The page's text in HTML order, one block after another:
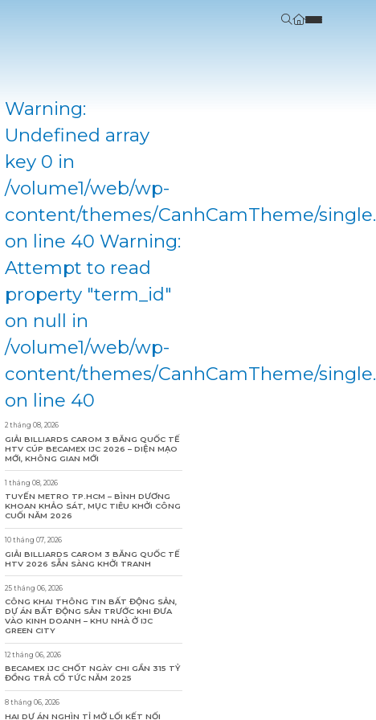
Warning:
Undefined array
key 0 in
/volume1/web/wp-
content/themes/CanhCamTheme/
on line 40 Warning:
Attempt to read
property "term_id"
on null in
/volume1/web/wp-
content/themes/CanhCamTheme/
on line 40
2 tháng 08, 2026
GIẢI BILLIARDS CAROM 3 BĂNG QUỐC TẾ
HTV CÚP BECAMEX IJC 2026 – DIỆN MẠO
MỚI, KHÔNG GIAN MỚI
1 tháng 08, 2026
TUYẾN METRO TP.HCM – BÌNH DƯƠNG
KHOAN KHẢO SÁT, MỤC TIÊU KHỞI CÔNG
CUỐI NĂM 2026
10 tháng 07, 2026
GIẢI BILLIARDS CAROM 3 BĂNG QUỐC TẾ
HTV 2026 SẴN SÀNG KHỞI TRANH
25 tháng 06, 2026
CÔNG KHAI THÔNG TIN BẤT ĐỘNG SẢN,
DỰ ÁN BẤT ĐỘNG SẢN TRƯỚC KHI ĐƯA
VÀO KINH DOANH – KHU NHÀ Ở IJC
GREEN CITY
12 tháng 06, 2026
BECAMEX IJC CHỐT NGÀY CHI GẦN 315 TỶ
ĐỒNG TRẢ CỔ TỨC NĂM 2025
8 tháng 06, 2026
HAI DỰ ÁN NGHÌN TỈ MỞ LỐI KẾT NỐI